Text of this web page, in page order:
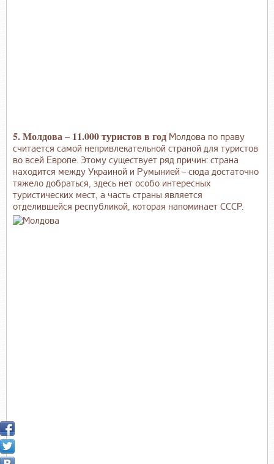
5. Молдова – 11.000 туристов в год Молдова по праву
считается самой непривлекательной страной для туристов
во всей Европе. Этому существует ряд причин: страна
находится между Украиной и Румынией – сюда достаточно
тяжело добраться, здесь нет особо интересных
туристических мест, а часть страны является
отделившейся республикой, которая напоминает СССР.